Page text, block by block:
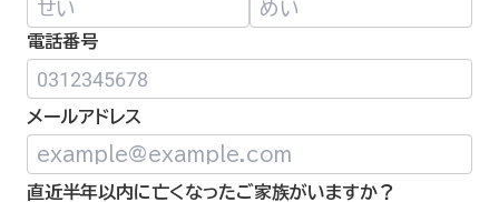
電話番号
メールアドレス
直近半年以内に亡くなったご家族がいますか？